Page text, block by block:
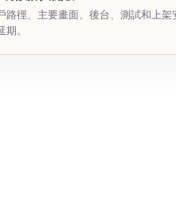
路徑、主要畫面、後台、測試和上架
。